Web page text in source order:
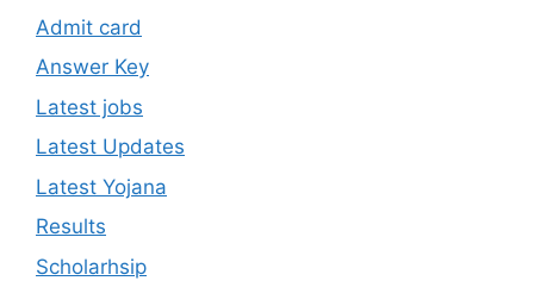
Admit card
Answer Key
Latest jobs
Latest Updates
Latest Yojana
Results
Scholarhsip